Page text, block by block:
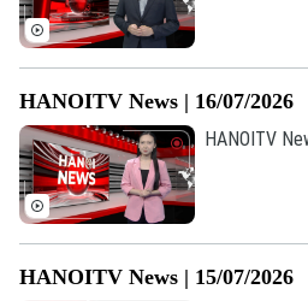
HANOITV News | 16/07/2026
HANOITV
HANOITV News | 15/07/2026